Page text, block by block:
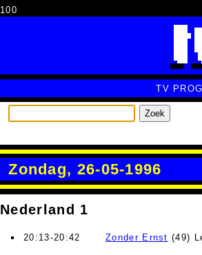
100
TV
Zoek
Zondag, 26-05-1996
Nederland 1
20:13-20:42 Zonder Ernst (49)